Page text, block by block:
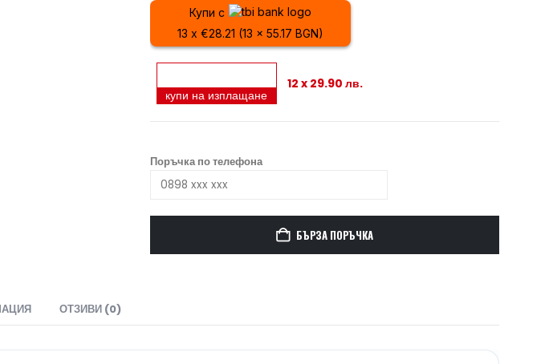
Купи с
13 x €28.21 (13 x 55.17 BGN)
купи на изплащане
12 x 29.90 лв.
Поръчка по телефона
БЪРЗА ПОРЪЧКА
ОТЗИВИ (0)